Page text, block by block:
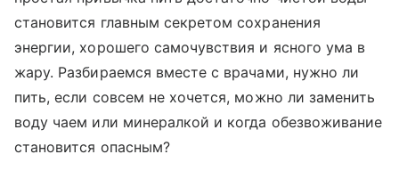
становится главным секретом сохранения
энергии, хорошего самочувствия и ясного ума в
жару. Разбираемся вместе с врачами, нужно ли
пить, если совсем не хочется, можно ли заменить
воду чаем или минералкой и когда обезвоживание
становится опасным?